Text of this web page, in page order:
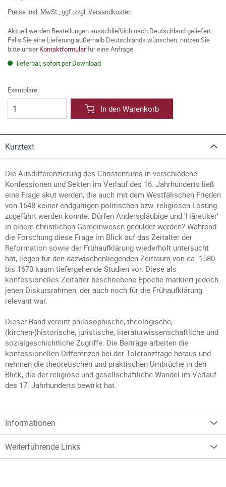
Preise inkl. MwSt., ggf. zzgl. Versandkosten
Aktuell werden Bestellungen ausschließlich nach Deutschland geliefert.
Falls Sie eine Lieferung außerhalb Deutschlands wünschen, nutzen Sie
bitte unserKontaktformularfür eine Anfrage.
lieferbar, sofort per Download
Exemplare:
In den Warenkorb
Kurztext
Die Ausdifferenzierung des Christentums in verschiedene
Konfessionen und Sekten im Verlauf des 16. Jahrhunderts ließ
eine Frage akut werden, die auch mit dem Westfälischen Frieden
von 1648 keiner endgültigen politischen bzw. religiösen Lösung
zugeführt werden konnte: Dürfen Andersgläubige und 'Häretiker'
in einem christlichen Gemeinwesen geduldet werden? Während
die Forschung diese Frage im Blick auf das Zeitalter der
Reformation sowie der Frühaufklärung wiederholt untersucht
hat, liegen für den dazwischenliegenden Zeitraum von ca. 1580
bis 1670 kaum tiefergehende Studien vor. Diese als
konfessionelles Zeitalter beschriebene Epoche markiert jedoch
jenen Diskursrahmen, der auch noch für die Frühaufklärung
relevant war.
Dieser Band vereint philosophische, theologische,
(kirchen-)historische, juristische, literaturwissenschaftliche und
sozialgeschichtliche Zugriffe. Die Beiträge arbeiten die
konfessionellen Differenzen bei der Toleranzfrage heraus und
nehmen die theoretischen und praktischen Umbrüche in den
Blick, die der religiöse und gesellschaftliche Wandel im Verlauf
des 17. Jahrhunderts bewirkt hat.
Informationen
Weiterführende Links